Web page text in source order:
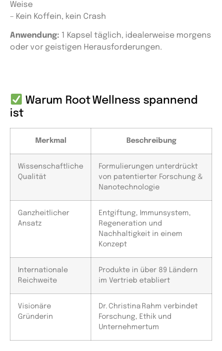
Weise
– Kein Koffein, kein Crash
Anwendung: 1 Kapsel täglich, idealerweise morgens
oder vor geistigen Herausforderungen.
Warum Root Wellness spannend
ist
Merkmal Beschreibung
Wissenschaftliche
Qualität
Formulierungen unterdrückt
von patentierter Forschung &
Nanotechnologie
Ganzheitlicher
Ansatz
Entgiftung, Immunsystem,
Regeneration und
Nachhaltigkeit in einem
Konzept
Internationale
Reichweite
Produkte in über 89 Ländern
im Vertrieb etabliert
Visionäre
Gründerin
Dr. Christina Rahm verbindet
Forschung, Ethik und
Unternehmertum